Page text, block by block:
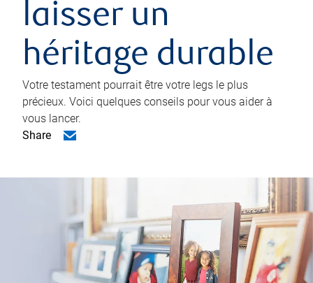
laisser un
héritage durable
Votre testament pourrait être votre legs le plus
précieux. Voici quelques conseils pour vous aider à
vous lancer.
Share